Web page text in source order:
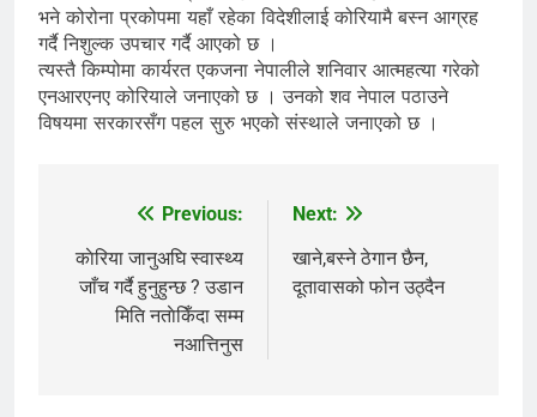
भने कोरोना प्रकोपमा यहाँ रहेका विदेशीलाई कोरियामै बस्न आग्रह
गर्दै निशुल्क उपचार गर्दै आएको छ ।
त्यस्तै किम्पोमा कार्यरत एकजना नेपालीले शनिवार आत्महत्या गरेको
एनआरएनए कोरियाले जनाएको छ । उनको शव नेपाल पठाउने
विषयमा सरकारसँग पहल सुरु भएको संस्थाले जनाएको छ ।
navigation
Previous:
काेरिया जानुअघि स्वास्थ्य
जाँच गर्दै हुनुहुन्छ ? उडान
मिति नताेकिँदा सम्म
नआत्तिनुस
Next:
खाने,बस्ने ठेगान छैन,
दूतावासको फोन उठ्दैन